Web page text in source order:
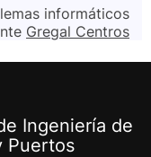
informáticos
Gregal Centros
Ingeniería de
Puertos